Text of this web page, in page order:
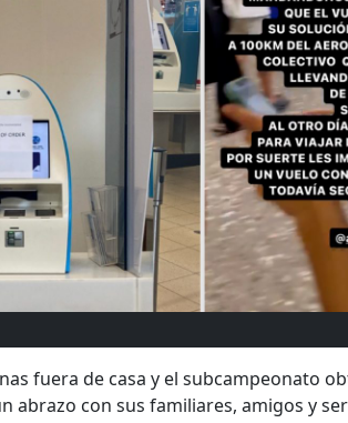
fuera de casa y el subcampeonato
abrazo con sus familiares, amigos y